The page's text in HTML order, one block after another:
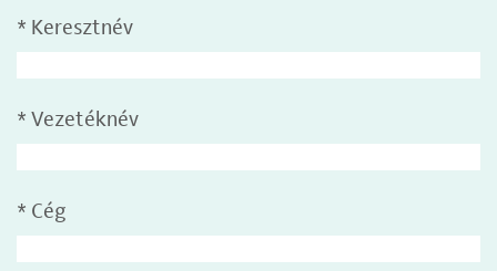
* Keresztnév
* Vezetéknév
* Cég